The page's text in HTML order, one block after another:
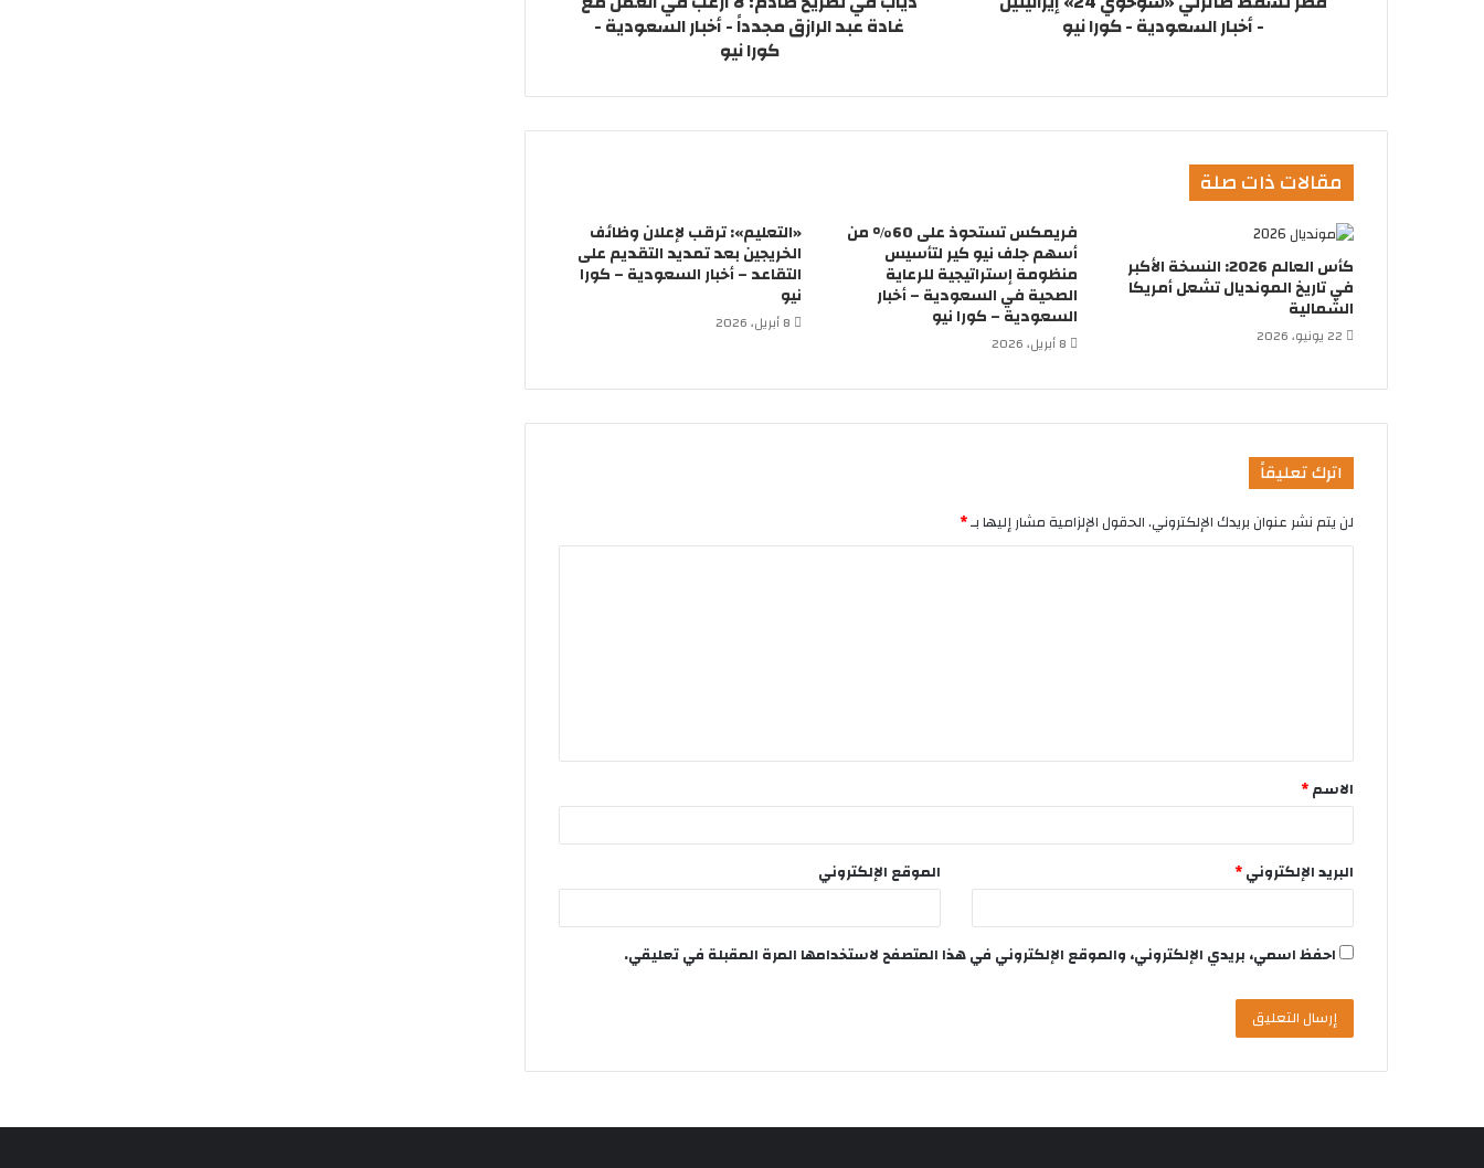
- أخبار السعودية - كورا نيو غادة عبد الرازق مجدداً - أخبار السعودية -
كورا نيو
مقالات ذات صلة
كأس العالم 2026: النسخة الأكبر
في تاريخ المونديال تشعل أمريكا
الشمالية
22 يونيو، 2026
فريمكس تستحوذ على 60% من
أسهم جلف نيو كير لتأسيس
منظومة إستراتيجية للرعاية
الصحية في السعودية – أخبار
السعودية – كورا نيو
8 أبريل، 2026
«التعليم»: ترقب لإعلان وظائف
الخريجين بعد تمديد التقديم على
التقاعد – أخبار السعودية – كورا
نيو
8 أبريل، 2026
اترك تعليقاً
لن يتم نشر عنوان بريدك الإلكتروني.الحقول الإلزامية مشار إليها بـ*
الاسم*
البريد الإلكتروني* الموقع الإلكتروني
احفظ اسمي، بريدي الإلكتروني، والموقع الإلكتروني في هذا المتصفح لاستخدامها المرة المقبلة في تعليقي.